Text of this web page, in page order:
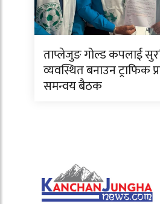
ताप्लेजुङ गोल्ड कपलाई
व्यवस्थित बनाउन ट्राफिक
समन्वय बैठक